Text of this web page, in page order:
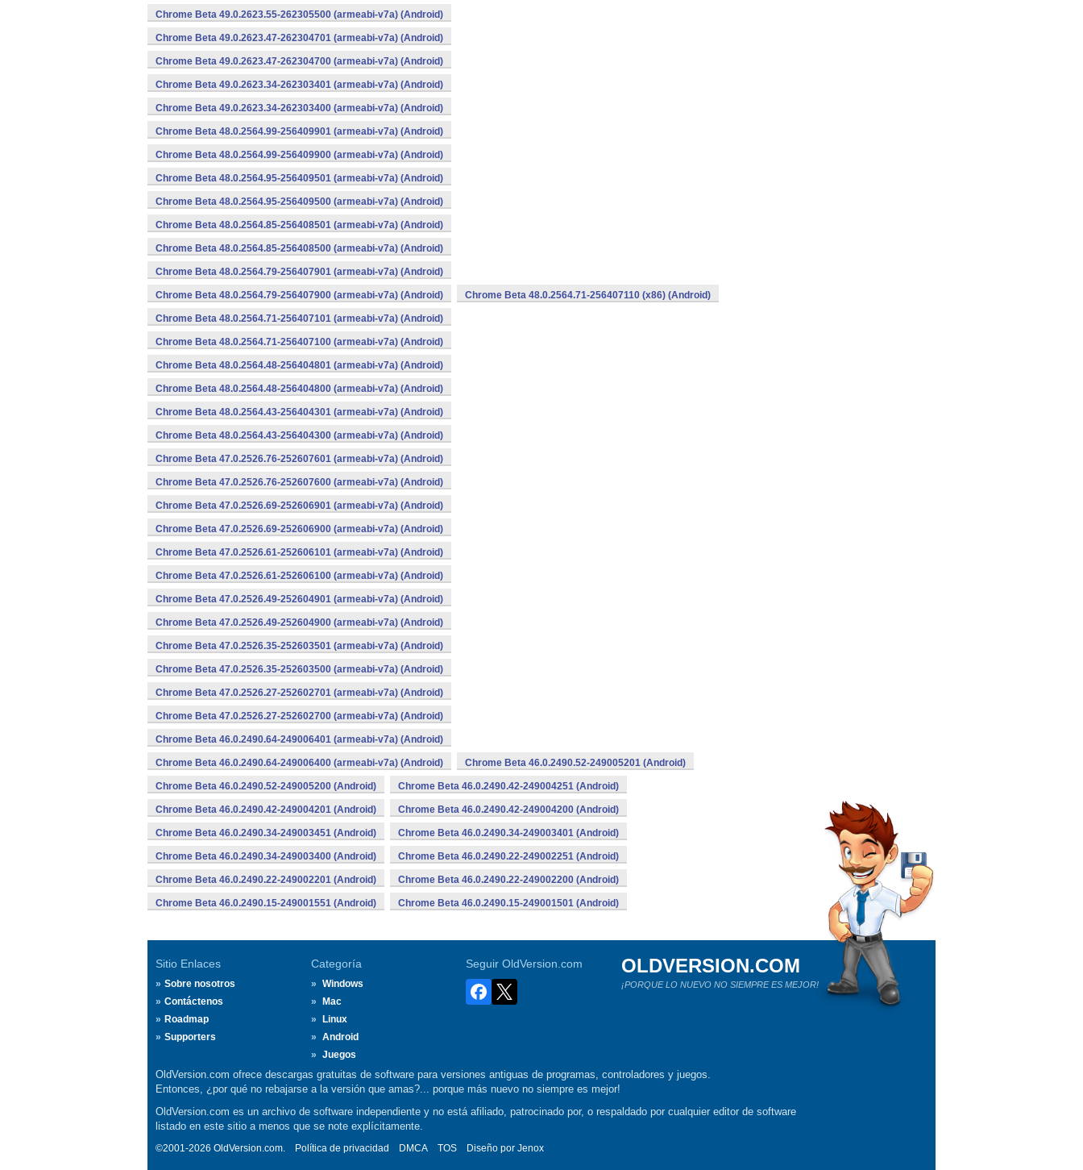
Chrome Beta 49.0.2623.55-262305500 (armeabi-v7a) (Android)
Chrome Beta 49.0.2623.47-262304701 (armeabi-v7a) (Android)
Chrome Beta 49.0.2623.47-262304700 (armeabi-v7a) (Android)
Chrome Beta 49.0.2623.34-262303401 (armeabi-v7a) (Android)
Chrome Beta 49.0.2623.34-262303400 (armeabi-v7a) (Android)
Chrome Beta 48.0.2564.99-256409901 (armeabi-v7a) (Android)
Chrome Beta 48.0.2564.99-256409900 (armeabi-v7a) (Android)
Chrome Beta 48.0.2564.95-256409501 (armeabi-v7a) (Android)
Chrome Beta 48.0.2564.95-256409500 (armeabi-v7a) (Android)
Chrome Beta 48.0.2564.85-256408501 (armeabi-v7a) (Android)
Chrome Beta 48.0.2564.85-256408500 (armeabi-v7a) (Android)
Chrome Beta 48.0.2564.79-256407901 (armeabi-v7a) (Android)
Chrome Beta 48.0.2564.79-256407900 (armeabi-v7a) (Android) Chrome Beta 48.0.2564.71-256407110 (x86) (Android)
Chrome Beta 48.0.2564.71-256407101 (armeabi-v7a) (Android)
Chrome Beta 48.0.2564.71-256407100 (armeabi-v7a) (Android)
Chrome Beta 48.0.2564.48-256404801 (armeabi-v7a) (Android)
Chrome Beta 48.0.2564.48-256404800 (armeabi-v7a) (Android)
Chrome Beta 48.0.2564.43-256404301 (armeabi-v7a) (Android)
Chrome Beta 48.0.2564.43-256404300 (armeabi-v7a) (Android)
Chrome Beta 47.0.2526.76-252607601 (armeabi-v7a) (Android)
Chrome Beta 47.0.2526.76-252607600 (armeabi-v7a) (Android)
Chrome Beta 47.0.2526.69-252606901 (armeabi-v7a) (Android)
Chrome Beta 47.0.2526.69-252606900 (armeabi-v7a) (Android)
Chrome Beta 47.0.2526.61-252606101 (armeabi-v7a) (Android)
Chrome Beta 47.0.2526.61-252606100 (armeabi-v7a) (Android)
Chrome Beta 47.0.2526.49-252604901 (armeabi-v7a) (Android)
Chrome Beta 47.0.2526.49-252604900 (armeabi-v7a) (Android)
Chrome Beta 47.0.2526.35-252603501 (armeabi-v7a) (Android)
Chrome Beta 47.0.2526.35-252603500 (armeabi-v7a) (Android)
Chrome Beta 47.0.2526.27-252602701 (armeabi-v7a) (Android)
Chrome Beta 47.0.2526.27-252602700 (armeabi-v7a) (Android)
Chrome Beta 46.0.2490.64-249006401 (armeabi-v7a) (Android)
Chrome Beta 46.0.2490.64-249006400 (armeabi-v7a) (Android) Chrome Beta 46.0.2490.52-249005201 (Android)
Chrome Beta 46.0.2490.52-249005200 (Android) Chrome Beta 46.0.2490.42-249004251 (Android)
Chrome Beta 46.0.2490.42-249004201 (Android) Chrome Beta 46.0.2490.42-249004200 (Android)
Chrome Beta 46.0.2490.34-249003451 (Android) Chrome Beta 46.0.2490.34-249003401 (Android)
Chrome Beta 46.0.2490.34-249003400 (Android) Chrome Beta 46.0.2490.22-249002251 (Android)
Chrome Beta 46.0.2490.22-249002201 (Android) Chrome Beta 46.0.2490.22-249002200 (Android)
Chrome Beta 46.0.2490.15-249001551 (Android) Chrome Beta 46.0.2490.15-249001501 (Android)
Sitio Enlaces
Sobre nosotros
Contáctenos
Roadmap
Supporters
Categoría
Windows
Mac
Linux
Android
Juegos
Seguir OldVersion.com OLDVERSION.COM
¡PORQUE LO NUEVO NO SIEMPRE ES MEJOR!
OldVersion.com ofrece descargas gratuitas de software para versiones antiguas de programas, controladores y juegos.
Entonces, ¿por qué no rebajarse a la versión que amas?... porque más nuevo no siempre es mejor!
OldVersion.com es un archivo de software independiente y no está afiliado, patrocinado por, o respaldado por cualquier editor de software
listado en este sitio a menos que se note explícitamente.
©2001-2026 OldVersion.com. Política de privacidad DMCA TOS Diseño por Jenox